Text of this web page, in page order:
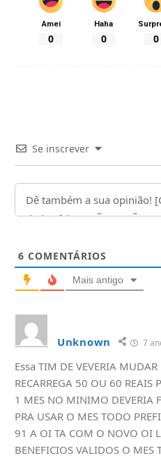
Amei
0
Haha
0 0
Se inscrever
6 COMENTÁRIOS
Mais antigo
Unknown 7
Essa TIM DE VEVERIA
RECARREGA 50 OU 60 REAIS
1 MES NO MINIMO DEVERIA
PRA USAR O MES TODO
91 A OI TA COM O NOVO OI
BENEFICIOS VALIDOS O MES